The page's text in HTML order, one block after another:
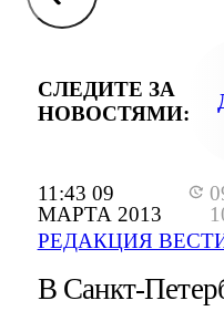
11:43 09
МАРТА 2013
РЕДАКЦИЯ
СЛЕДИТЕ ЗА
НОВОСТЯМИ:
В Санкт-